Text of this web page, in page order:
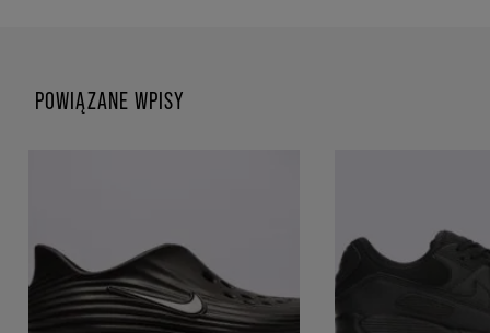
POWIĄZANE WPISY